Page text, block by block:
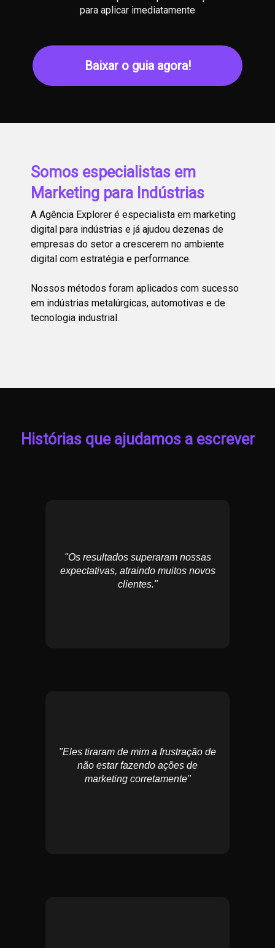
para aplicar imediatamente
Baixar o guia agora!
Somos especialistas em
Marketing para Indústrias
A Agência Explorer é especialista em marketing
digital para indústrias e já ajudou dezenas de
empresas do setor a crescerem no ambiente
digital com estratégia e performance.
Nossos métodos foram aplicados com sucesso
em indústrias metalúrgicas, automotivas e de
tecnologia industrial.
Histórias que ajudamos a escrever
"Os resultados superaram nossas
expectativas, atraindo muitos novos
clientes."
"Eles tiraram de mim a frustração de
não estar fazendo ações de
marketing corretamente"